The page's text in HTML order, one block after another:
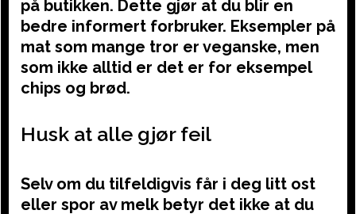
på butikken. Dette gjør at du blir en
bedre informert forbruker. Eksempler på
mat som mange tror er veganske, men
som ikke alltid er det er for eksempel
chips og brød.
Husk at alle gjør feil
Selv om du tilfeldigvis får i deg litt ost
eller spor av melk betyr det ikke at du